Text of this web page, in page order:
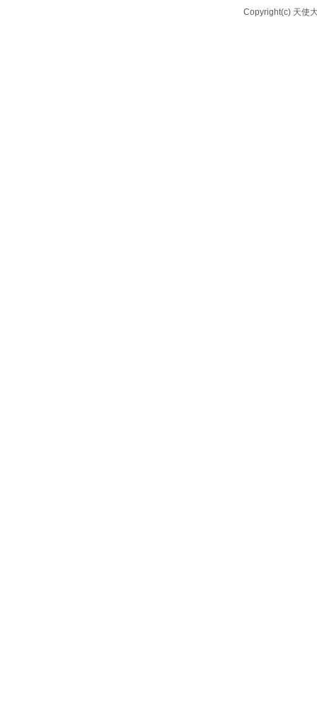
Copyright(c) 天使